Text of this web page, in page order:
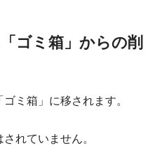
ゴミ箱」からの削
ミ箱」に移されます。
れていません。